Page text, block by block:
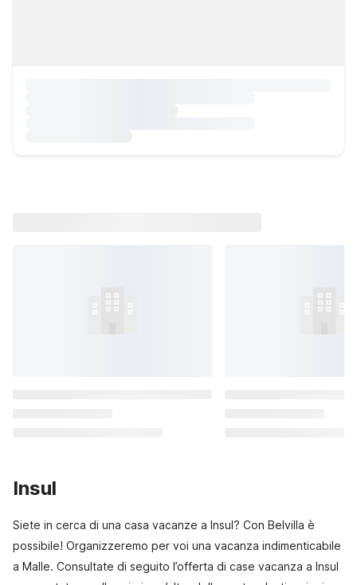
Insul
Siete in cerca di una casa vacanze a Insul? Con Belvilla è
possibile! Organizzeremo per voi una vacanza indimenticabile
a Malle. Consultate di seguito l’offerta di case vacanza a Insul